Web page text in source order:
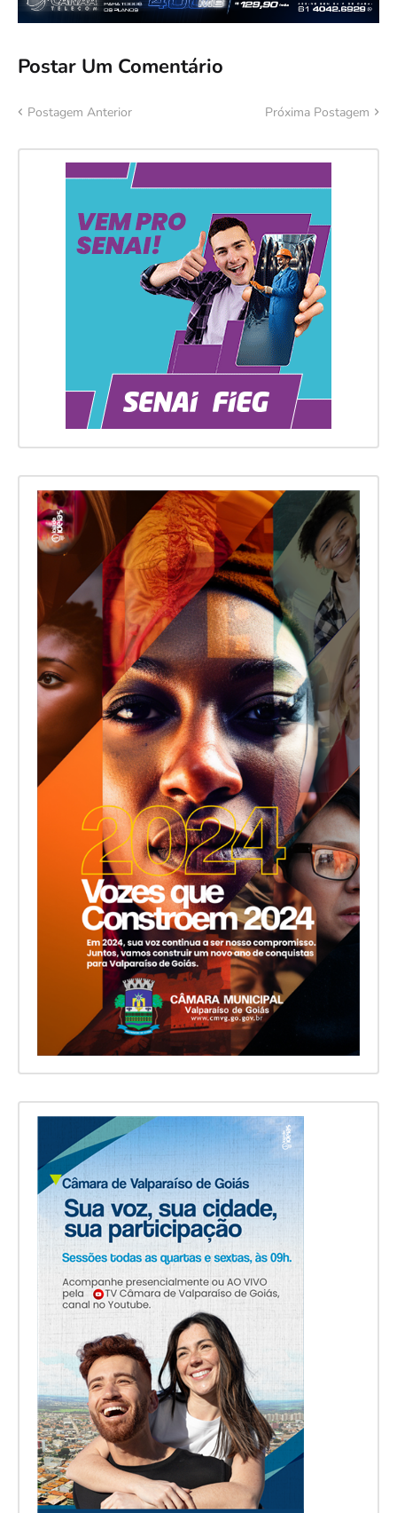
Postar Um Comentário
Postagem Anterior Próxima Postagem